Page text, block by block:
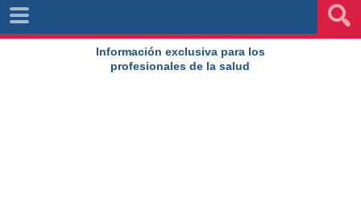
Información exclusiva para los
profesionales de la salud